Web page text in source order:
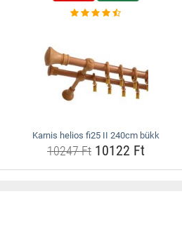
Karnis helios fi25 II 240cm bükk
10247 Ft10122 Ft